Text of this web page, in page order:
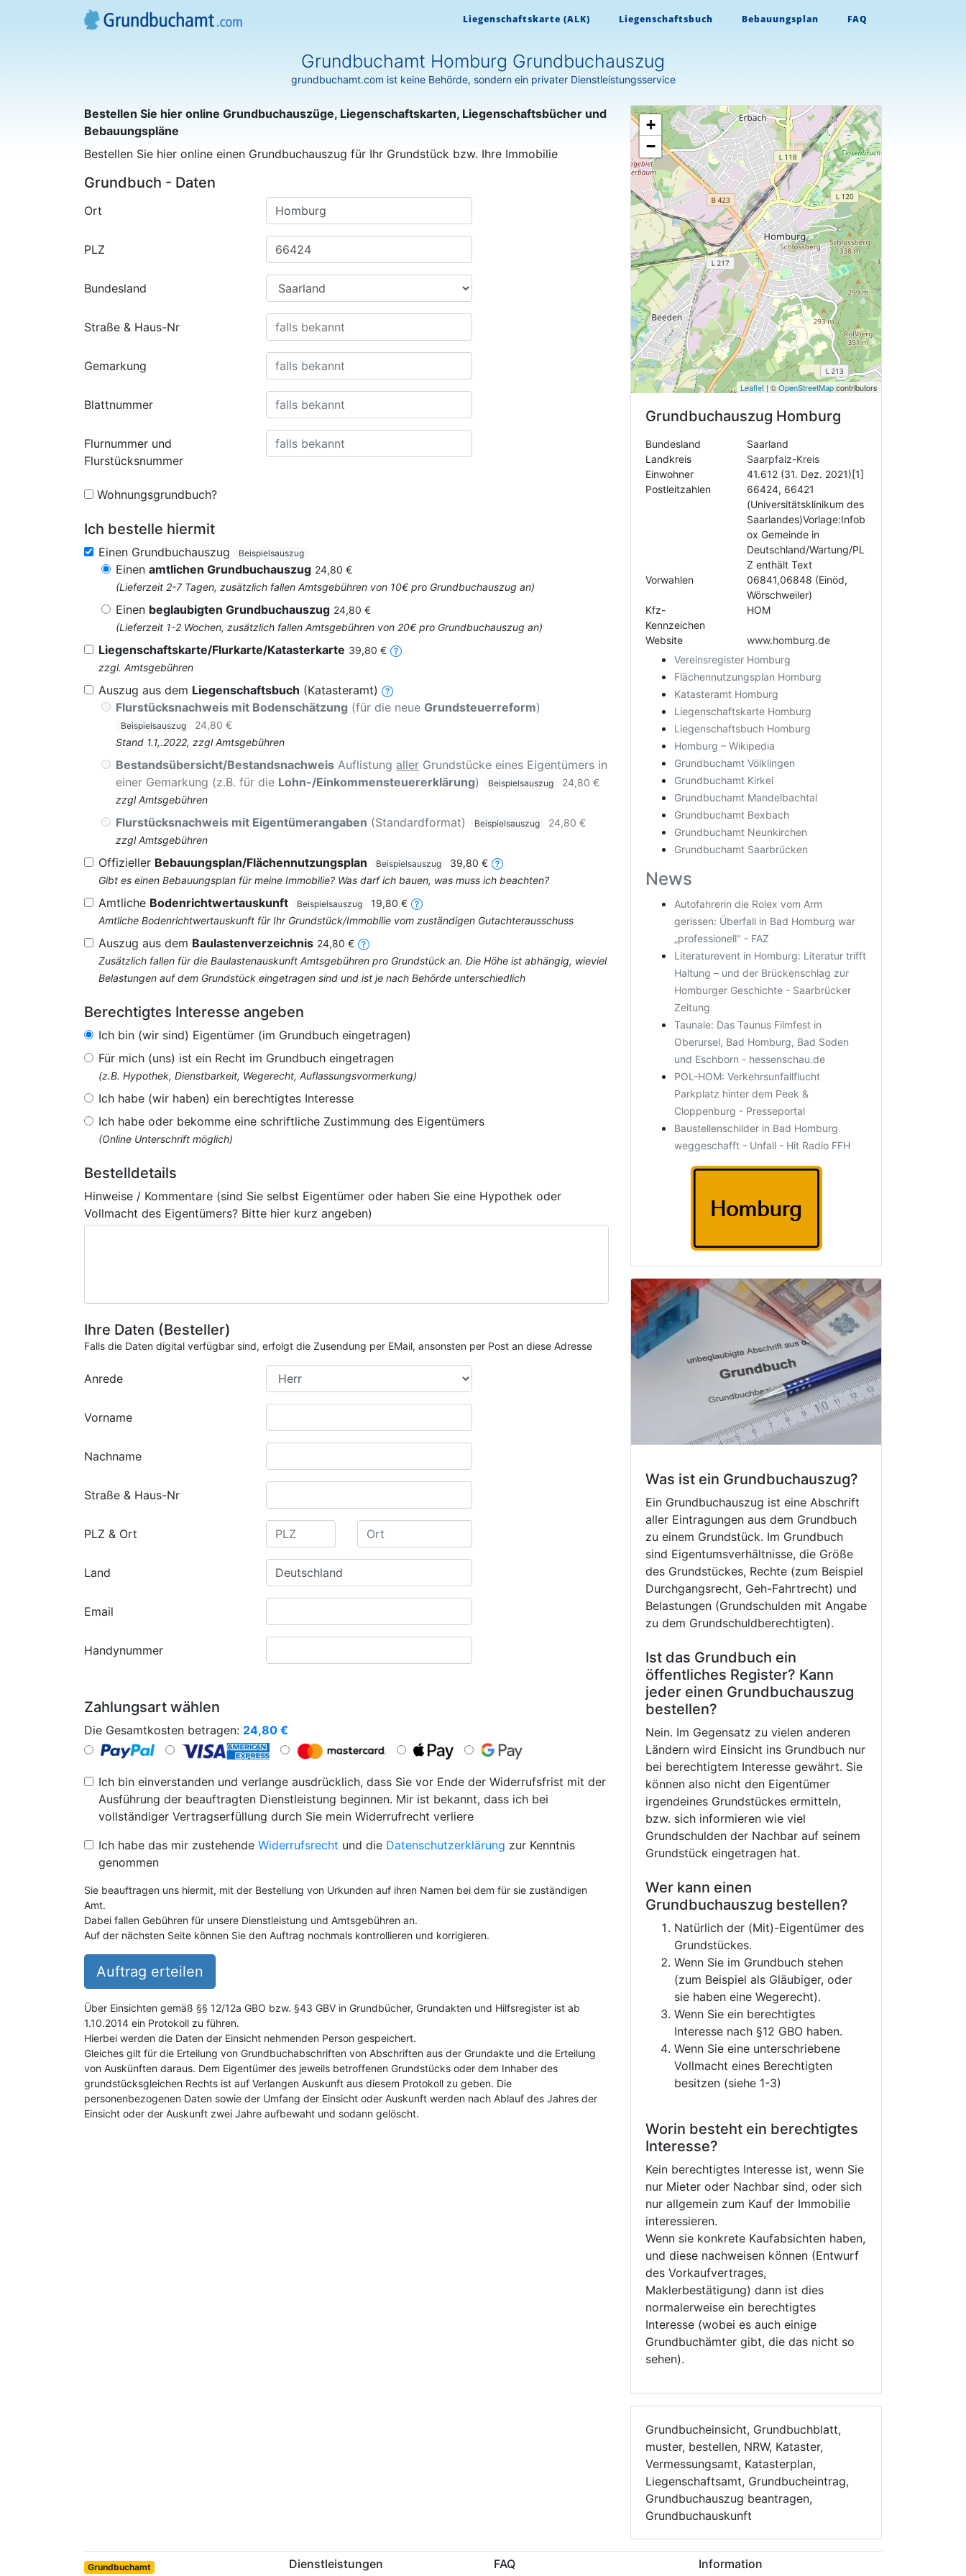
Liegenschaftskarte (ALK) Liegenschaftsbuch Bebauungsplan FAQ
Grundbuchamt Homburg Grundbuchauszug
grundbuchamt.com ist keine Behörde, sondern ein privater Dienstleistungsservice
Bestellen Sie hier online Grundbuchauszüge, Liegenschaftskarten, Liegenschaftsbücher und
Bebauungspläne
Bestellen Sie hier online einen Grundbuchauszug für Ihr Grundstück bzw. Ihre Immobilie
Grundbuch - Daten
Ort
PLZ
Bundesland
Straße & Haus-Nr
Gemarkung
Blattnummer
Flurnummer und
Flurstücksnummer
Wohnungsgrundbuch?
Ich bestelle hiermit
Einen Grundbuchauszug Beispielsauszug
Einen amtlichen Grundbuchauszug 24,80 €
(Lieferzeit 2-7 Tagen, zusätzlich fallen Amtsgebühren von 10€ pro Grundbuchauszug an)
Einen beglaubigten Grundbuchauszug 24,80 €
(Lieferzeit 1-2 Wochen, zusätzlich fallen Amtsgebühren von 20€ pro Grundbuchauszug an)
Liegenschaftskarte/Flurkarte/Katasterkarte 39,80 €
zzgl. Amtsgebühren
Auszug aus dem Liegenschaftsbuch (Katasteramt)
Flurstücksnachweis mit Bodenschätzung (für die neue Grundsteuerreform)
Beispielsauszug
24,80 €
Stand 1.1,.2022, zzgl Amtsgebühren
Bestandsübersicht/Bestandsnachweis Auflistung aller Grundstücke eines Eigentümers in
einer Gemarkung (z.B. für die Lohn-/Einkommensteuererklärung) Beispielsauszug
24,80 €
zzgl Amtsgebühren
Flurstücksnachweis mit Eigentümerangaben (Standardformat) Beispielsauszug
24,80 €
zzgl Amtsgebühren
Offizieller Bebauungsplan/Flächennutzungsplan Beispielsauszug
39,80 €
Gibt es einen Bebauungsplan für meine Immobilie? Was darf ich bauen, was muss ich beachten?
Amtliche Bodenrichtwertauskunft Beispielsauszug
19,80 €
Amtliche Bodenrichtwertauskunft für Ihr Grundstück/Immobilie vom zuständigen Gutachterausschuss
Auszug aus dem Baulastenverzeichnis 24,80 €
Zusätzlich fallen für die Baulastenauskunft Amtsgebühren pro Grundstück an. Die Höhe ist abhängig, wieviel
Belastungen auf dem Grundstück eingetragen sind und ist je nach Behörde unterschiedlich
Berechtigtes Interesse angeben
Ich bin (wir sind) Eigentümer (im Grundbuch eingetragen)
Für mich (uns) ist ein Recht im Grundbuch eingetragen
(z.B. Hypothek, Dienstbarkeit, Wegerecht, Auflassungsvormerkung)
Ich habe (wir haben) ein berechtigtes Interesse
Ich habe oder bekomme eine schriftliche Zustimmung des Eigentümers
(Online Unterschrift möglich)
Bestelldetails
Hinweise / Kommentare (sind Sie selbst Eigentümer oder haben Sie eine Hypothek oder
Vollmacht des Eigentümers? Bitte hier kurz angeben)
Ihre Daten (Besteller)
Falls die Daten digital verfügbar sind, erfolgt die Zusendung per EMail, ansonsten per Post an diese Adresse
Anrede
Vorname
Nachname
Straße & Haus-Nr
PLZ & Ort
Land
Email
Handynummer
Zahlungsart wählen
Die Gesamtkosten betragen: 24,80 €
Ich bin einverstanden und verlange ausdrücklich, dass Sie vor Ende der Widerrufsfrist mit der
Ausführung der beauftragten Dienstleistung beginnen. Mir ist bekannt, dass ich bei
vollständiger Vertragserfüllung durch Sie mein Widerrufrecht verliere
Ich habe das mir zustehende Widerrufsrecht und die Datenschutzerklärung zur Kenntnis
genommen
Sie beauftragen uns hiermit, mit der Bestellung von Urkunden auf ihren Namen bei dem für sie zuständigen
Amt.
Dabei fallen Gebühren für unsere Dienstleistung und Amtsgebühren an.
Auf der nächsten Seite können Sie den Auftrag nochmals kontrollieren und korrigieren.
Auftrag erteilen
Über Einsichten gemäß §§ 12/12a GBO bzw. §43 GBV in Grundbücher, Grundakten und Hilfsregister ist ab
1.10.2014 ein Protokoll zu führen.
Hierbei werden die Daten der Einsicht nehmenden Person gespeichert.
Gleiches gilt für die Erteilung von Grundbuchabschriften von Abschriften aus der Grundakte und die Erteilung
von Auskünften daraus. Dem Eigentümer des jeweils betroffenen Grundstücks oder dem Inhaber des
grundstücksgleichen Rechts ist auf Verlangen Auskunft aus diesem Protokoll zu geben. Die
personenbezogenen Daten sowie der Umfang der Einsicht oder Auskunft werden nach Ablauf des Jahres der
Einsicht oder der Auskunft zwei Jahre aufbewaht und sodann gelöscht.
+
−
Leaflet| ©OpenStreetMapcontributors
Grundbuchauszug Homburg
Bundesland
Saarland
Landkreis
Saarpfalz-Kreis
Einwohner
41.612 (31. Dez. 2021)[1]
Postleitzahlen
66424, 66421
(Universitätsklinikum des
Saarlandes)Vorlage:Infob
ox Gemeinde in
Deutschland/Wartung/PL
Z enthält Text
Vorwahlen
06841,06848 (Einöd,
Wörschweiler)
Kfz-
Kennzeichen
HOM
Website
www.homburg.de
Vereinsregister Homburg
Flächennutzungsplan Homburg
Katasteramt Homburg
Liegenschaftskarte Homburg
Liegenschaftsbuch Homburg
Homburg – Wikipedia
Grundbuchamt Völklingen
Grundbuchamt Kirkel
Grundbuchamt Mandelbachtal
Grundbuchamt Bexbach
Grundbuchamt Neunkirchen
Grundbuchamt Saarbrücken
News
Autofahrerin die Rolex vom Arm
gerissen: Überfall in Bad Homburg war
„professionell" - FAZ
Literaturevent in Homburg: Literatur trifft
Haltung – und der Brückenschlag zur
Homburger Geschichte - Saarbrücker
Zeitung
Taunale: Das Taunus Filmfest in
Oberursel, Bad Homburg, Bad Soden
und Eschborn - hessenschau.de
POL-HOM: Verkehrsunfallflucht
Parkplatz hinter dem Peek &
Cloppenburg - Presseportal
Baustellenschilder in Bad Homburg
weggeschafft - Unfall - Hit Radio FFH
Was ist ein Grundbuchauszug?
Ein Grundbuchauszug ist eine Abschrift
aller Eintragungen aus dem Grundbuch
zu einem Grundstück. Im Grundbuch
sind Eigentumsverhältnisse, die Größe
des Grundstückes, Rechte (zum Beispiel
Durchgangsrecht, Geh-Fahrtrecht) und
Belastungen (Grundschulden mit Angabe
zu dem Grundschuldberechtigten).
Ist das Grundbuch ein
öffentliches Register? Kann
jeder einen Grundbuchauszug
bestellen?
Nein. Im Gegensatz zu vielen anderen
Ländern wird Einsicht ins Grundbuch nur
bei berechtigtem Interesse gewährt. Sie
können also nicht den Eigentümer
irgendeines Grundstückes ermitteln,
bzw. sich informieren wie viel
Grundschulden der Nachbar auf seinem
Grundstück eingetragen hat.
Wer kann einen
Grundbuchauszug bestellen?
Natürlich der (Mit)-Eigentümer des
Grundstückes.
Wenn Sie im Grundbuch stehen
(zum Beispiel als Gläubiger, oder
sie haben eine Wegerecht).
Wenn Sie ein berechtigtes
Interesse nach §12 GBO haben.
Wenn Sie eine unterschriebene
Vollmacht eines Berechtigten
besitzen (siehe 1-3)
Worin besteht ein berechtigtes
Interesse?
Kein berechtigtes Interesse ist, wenn Sie
nur Mieter oder Nachbar sind, oder sich
nur allgemein zum Kauf der Immobilie
interessieren.
Wenn sie konkrete Kaufabsichten haben,
und diese nachweisen können (Entwurf
des Vorkaufvertrages,
Maklerbestätigung) dann ist dies
normalerweise ein berechtigtes
Interesse (wobei es auch einige
Grundbuchämter gibt, die das nicht so
sehen).
Grundbucheinsicht, Grundbuchblatt,
muster, bestellen, NRW, Kataster,
Vermessungsamt, Katasterplan,
Liegenschaftsamt, Grundbucheintrag,
Grundbuchauszug beantragen,
Grundbuchauskunft
Grundbuchamt Dienstleistungen FAQ Information